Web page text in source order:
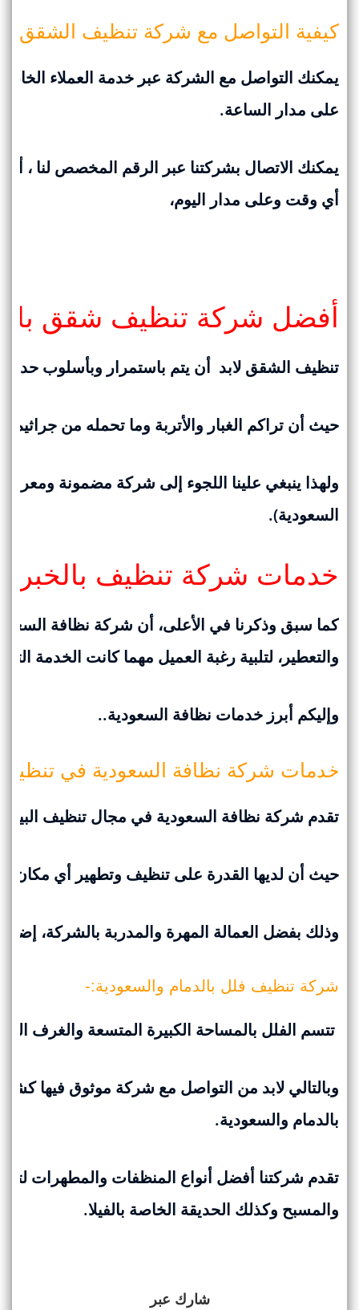
كيفية التواصل مع شركة تنظيف الشقق
يمكنك التواصل مع الشركة عبر خدمة العملاء
على مدار الساعة.
يمكنك الاتصال بشركتنا عبر الرقم المخصص لنا ، أو
أي وقت وعلى مدار اليوم،
أفضل شركة تنظيف شقق
تنظيف الشقق لابد أن يتم باستمرار وبأسلوب
حيث أن تراكم الغبار والأتربة وما تحمله من
ولهذا ينبغي علينا اللجوء إلى شركة مضمونة
السعودية).
خدمات شركة تنظيف بالخبر
كما سبق وذكرنا في الأعلى، أن شركة نظافة
والتعطير، لتلبية رغبة العميل مهما كانت الخدمة
وإليكم أبرز خدمات نظافة السعودية..
خدمات شركة نظافة السعودية في
تقدم شركة نظافة السعودية في مجال تنظيف
حيث أن لديها القدرة على تنظيف وتطهير أي مكان
وذلك بفضل العمالة المهرة والمدربة بالشركة،
شركة تنظيف فلل بالدمام والسعودية:-
تتسم الفلل بالمساحة الكبيرة المتسعة والغرف
وبالتالي لابد من التواصل مع شركة موثوق فيها
بالدمام والسعودية.
تقدم شركتنا أفضل أنواع المنظفات والمطهرات
والمسبح وكذلك الحديقة الخاصة بالفيلا.
شارك عبر